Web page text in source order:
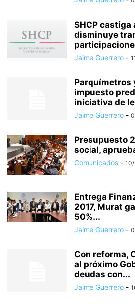
SHCP castiga
disminuye
Jaime Guerrero -
Parquímetros
impuesto
iniciativa de
Jaime Guerrero -
Presupuesto
social,
Comunicados - 10/
Entrega
2017, Murat
50%...
Jaime Guerrero -
Con reforma,
al próximo
deudas con...
Jaime Guerrero -